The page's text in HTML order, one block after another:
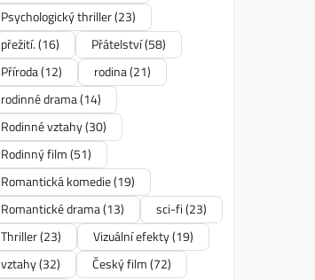
Psychologický thriller(23)
přežití.(16) Přátelství(58)
Příroda(12) rodina(21)
rodinné drama(14)
Rodinné vztahy(30)
Rodinný film(51)
Romantická komedie(19)
Romantické drama(13) sci-fi(23)
Thriller(23) Vizuální efekty(19)
vztahy(32) Český film(72)